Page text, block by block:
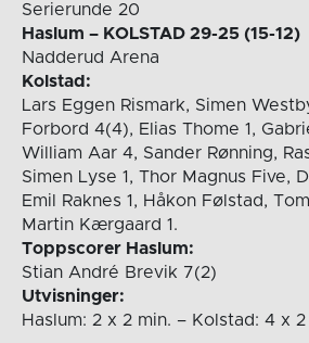
Serierunde 20
Haslum – KOLSTAD 29-25 (15-12)
Nadderud Arena
Kolstad:
Lars Eggen Rismark, Simen
Forbord 4(4), Elias Thome 1,
William Aar 4, Sander Rønning,
Simen Lyse 1, Thor Magnus Five,
Emil Raknes 1, Håkon Følstad,
Martin Kærgaard 1.
Toppscorer Haslum:
Stian André Brevik 7(2)
Utvisninger:
Haslum: 2 x 2 min. – Kolstad: 4 x 2